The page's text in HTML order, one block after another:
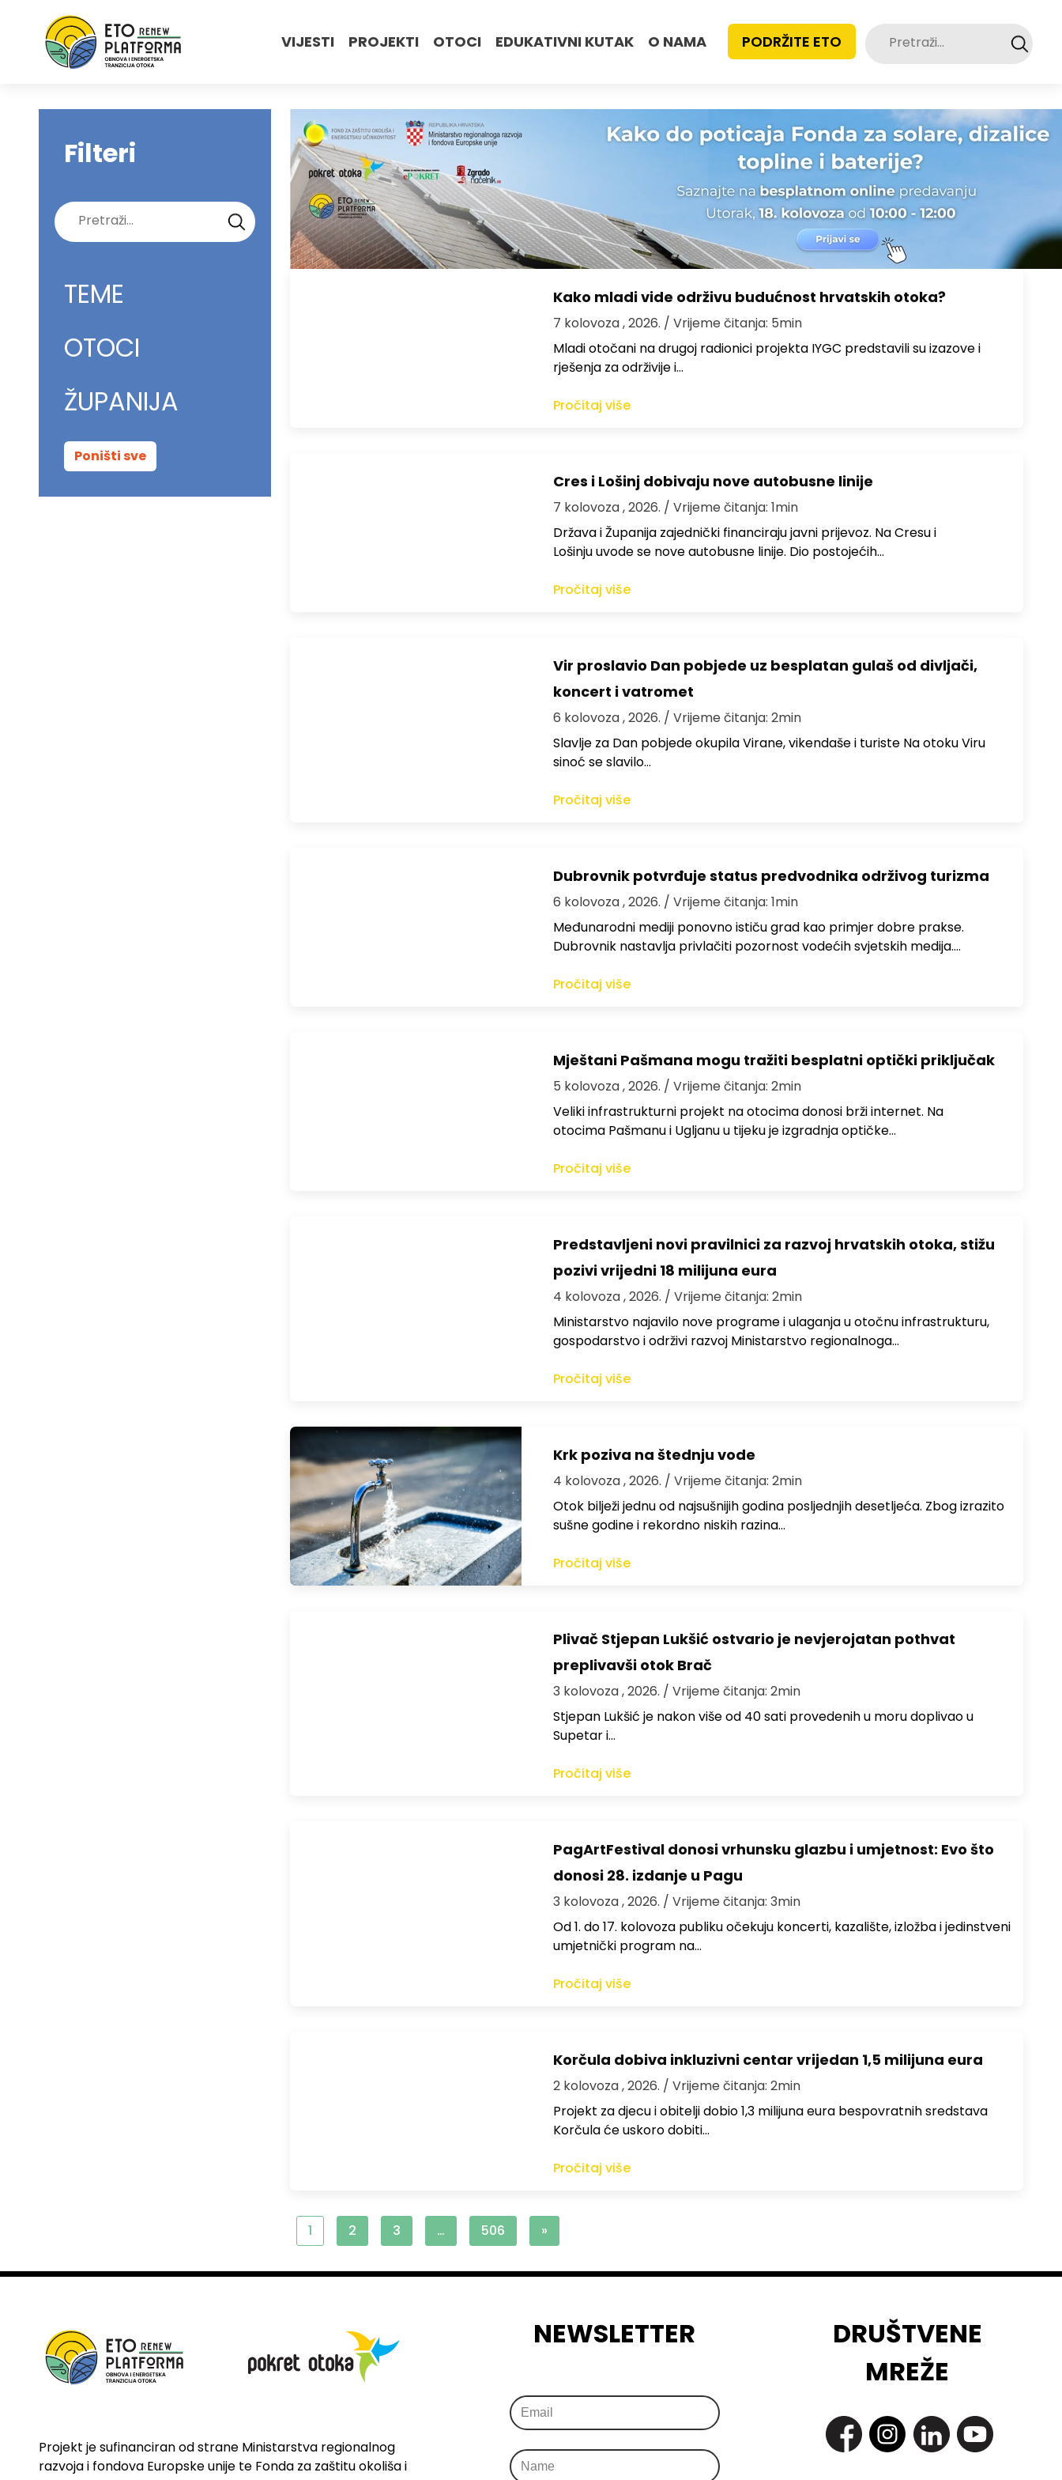
VIJESTI PROJEKTI OTOCI EDUKATIVNI KUTAK O NAMA PODRŽITE ETO Pretraži:
Filteri
Pretraži:
TEME
OTOCI
ŽUPANIJA
Poništi sve
Kako mladi vide održivu budućnost hrvatskih otoka?
7 kolovoza , 2026. / Vrijeme čitanja: 5min
Mladi otočani na drugoj radionici projekta IYGC predstavili su izazove i
rješenja za održivije i…
Pročitaj više
Cres i Lošinj dobivaju nove autobusne linije
7 kolovoza , 2026. / Vrijeme čitanja: 1min
Država i Županija zajednički financiraju javni prijevoz. Na Cresu i
Lošinju uvode se nove autobusne linije. Dio postojećih…
Pročitaj više
Vir proslavio Dan pobjede uz besplatan gulaš od divljači,
koncert i vatromet
6 kolovoza , 2026. / Vrijeme čitanja: 2min
Slavlje za Dan pobjede okupila Virane, vikendaše i turiste Na otoku Viru
sinoć se slavilo…
Pročitaj više
Dubrovnik potvrđuje status predvodnika održivog turizma
6 kolovoza , 2026. / Vrijeme čitanja: 1min
Međunarodni mediji ponovno ističu grad kao primjer dobre prakse.
Dubrovnik nastavlja privlačiti pozornost vodećih svjetskih medija.…
Pročitaj više
Mještani Pašmana mogu tražiti besplatni optički priključak
5 kolovoza , 2026. / Vrijeme čitanja: 2min
Veliki infrastrukturni projekt na otocima donosi brži internet. Na
otocima Pašmanu i Ugljanu u tijeku je izgradnja optičke…
Pročitaj više
Predstavljeni novi pravilnici za razvoj hrvatskih otoka, stižu
pozivi vrijedni 18 milijuna eura
4 kolovoza , 2026. / Vrijeme čitanja: 2min
Ministarstvo najavilo nove programe i ulaganja u otočnu infrastrukturu,
gospodarstvo i održivi razvoj Ministarstvo regionalnoga…
Pročitaj više
Krk poziva na štednju vode
4 kolovoza , 2026. / Vrijeme čitanja: 2min
Otok bilježi jednu od najsušnijih godina posljednjih desetljeća. Zbog izrazito
sušne godine i rekordno niskih razina…
Pročitaj više
Plivač Stjepan Lukšić ostvario je nevjerojatan pothvat
preplivavši otok Brač
3 kolovoza , 2026. / Vrijeme čitanja: 2min
St​jepan Lukšić je nakon više od 40 sati provedenih u moru doplivao u
Supetar i…
Pročitaj više
PagArtFestival donosi vrhunsku glazbu i umjetnost: Evo što
donosi 28. izdanje u Pagu
3 kolovoza , 2026. / Vrijeme čitanja: 3min
Od 1. do 17. kolovoza publiku očekuju koncerti, kazalište, izložba i jedinstveni
umjetnički program na…
Pročitaj više
Korčula dobiva inkluzivni centar vrijedan 1,5 milijuna eura
2 kolovoza , 2026. / Vrijeme čitanja: 2min
Projekt za djecu i obitelji dobio 1,3 milijuna eura bespovratnih sredstava
Korčula će uskoro dobiti…
Pročitaj više
1 2 3 … 506 »
Projekt je sufinanciran od strane Ministarstva regionalnog
razvoja i fondova Europske unije te Fonda za zaštitu okoliša i
NEWSLETTER
DRUŠTVENE
MREŽE